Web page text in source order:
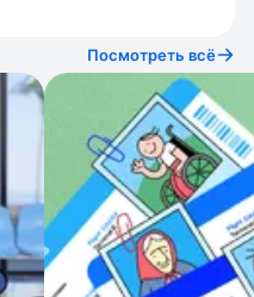
Посмотреть всё